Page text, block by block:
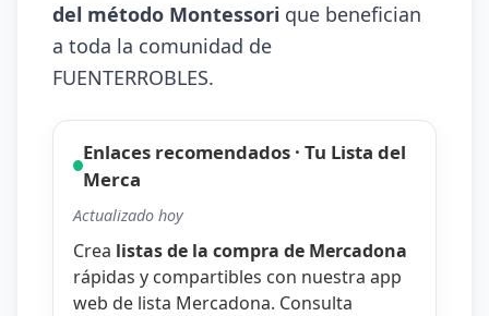
del método Montessori que benefician
a toda la comunidad de
FUENTERROBLES.
Enlaces recomendados · Tu Lista del
Merca
Actualizado hoy
Crea listas de la compra de Mercadona
rápidas y compartibles con nuestra app
web de lista Mercadona. Consulta